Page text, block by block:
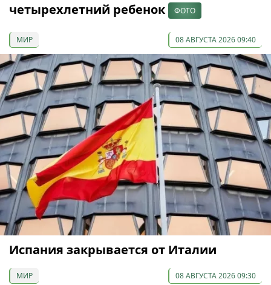
четырехлетний ребенок
ФОТО
МИР 08 АВГУСТА 2026 09:40
Испания закрывается от Италии
МИР 08 АВГУСТА 2026 09:30